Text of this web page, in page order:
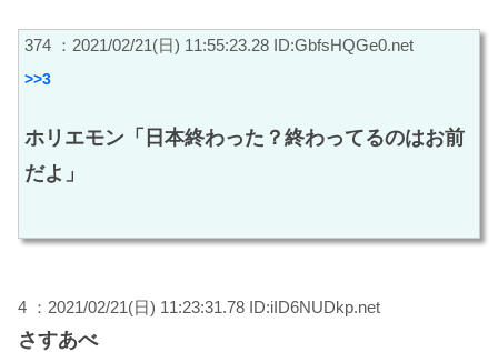
374 ：2021/02/21(日) 11:55:23.28 ID:GbfsHQGe0.net
>>3
ホリエモン「日本終わった？終わってるのはお前
だよ」
4 ：2021/02/21(日) 11:23:31.78 ID:iID6NUDkp.net
さすあべ